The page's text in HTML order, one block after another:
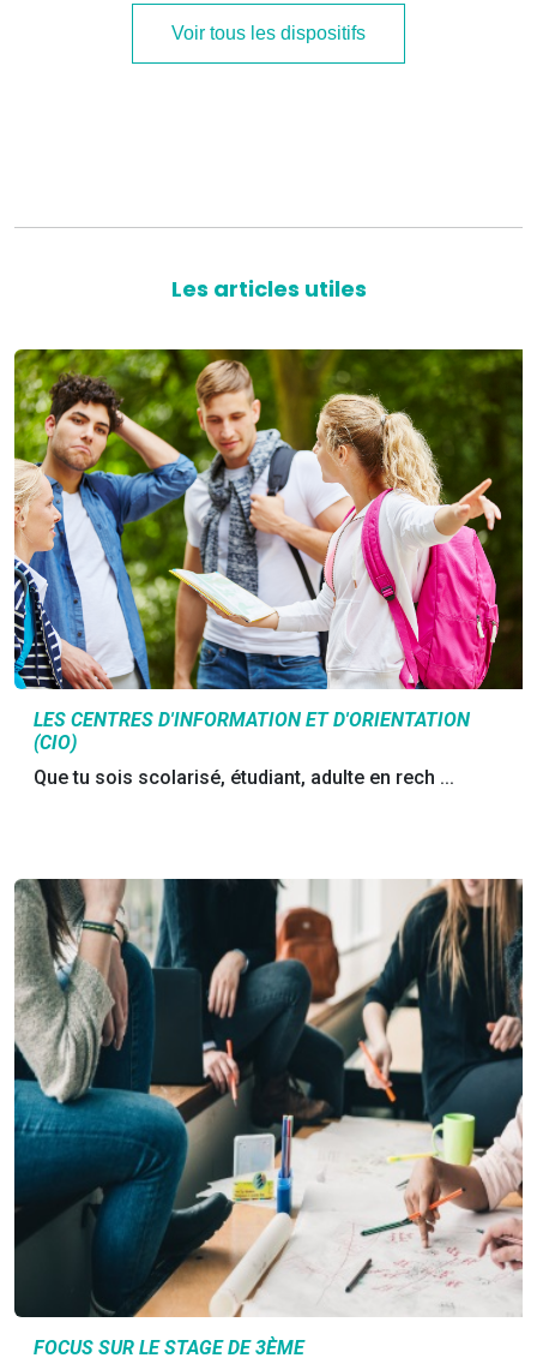
Voir tous les dispositifs
Les articles utiles
LES CENTRES D'INFORMATION ET D'ORIENTATION
(CIO)
Que tu sois scolarisé, étudiant, adulte en rech ...
FOCUS SUR LE STAGE DE 3ÈME